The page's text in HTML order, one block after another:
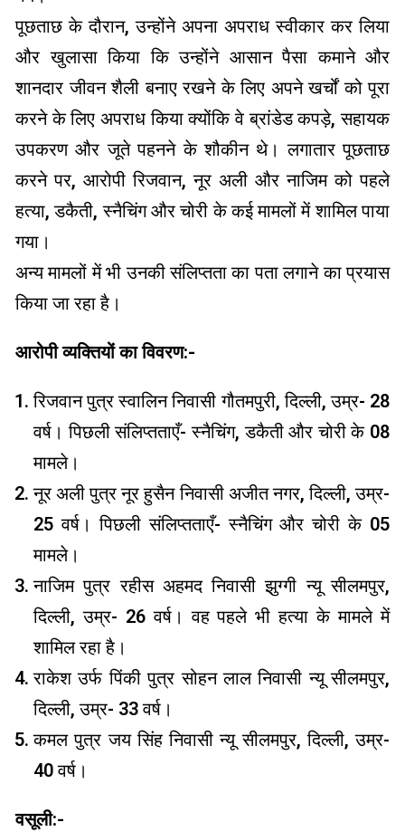
पूछताछ के दौरान, उन्होंने अपना अपराध स्वीकार कर लिया
और खुलासा किया कि उन्होंने आसान पैसा कमाने और
शानदार जीवन शैली बनाए रखने के लिए अपने खर्चों को पूरा
करने के लिए अपराध किया क्योंकि वे ब्रांडेड कपड़े, सहायक
उपकरण और जूते पहनने के शौकीन थे। लगातार पूछताछ
करने पर, आरोपी रिजवान, नूर अली और नाजिम को पहले
हत्या, डकैती, स्नैचिंग और चोरी के कई मामलों में शामिल पाया
गया।
अन्य मामलों में भी उनकी संलिप्तता का पता लगाने का प्रयास
किया जा रहा है।
आरोपी व्यक्तियों का विवरण:-
रिजवान पुत्र स्वालिन निवासी गौतमपुरी, दिल्ली, उम्र- 28
वर्ष। पिछली संलिप्तताएँ- स्नैचिंग, डकैती और चोरी के 08
मामले।
नूर अली पुत्र नूर हुसैन निवासी अजीत नगर, दिल्ली, उम्र-
25 वर्ष। पिछली संलिप्तताएँ- स्नैचिंग और चोरी के 05
मामले।
नाजिम पुत्र रहीस अहमद निवासी झुग्गी न्यू सीलमपुर,
दिल्ली, उम्र- 26 वर्ष। वह पहले भी हत्या के मामले में
शामिल रहा है।
राकेश उर्फ ​​पिंकी पुत्र सोहन लाल निवासी न्यू सीलमपुर,
दिल्ली, उम्र- 33 वर्ष।
कमल पुत्र जय सिंह निवासी न्यू सीलमपुर, दिल्ली, उम्र-
40 वर्ष।
वसूली:-